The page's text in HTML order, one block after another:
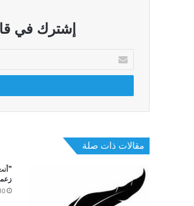
إشترك في
بريدك
الإلكتروني
مقالات ذات صلة
30